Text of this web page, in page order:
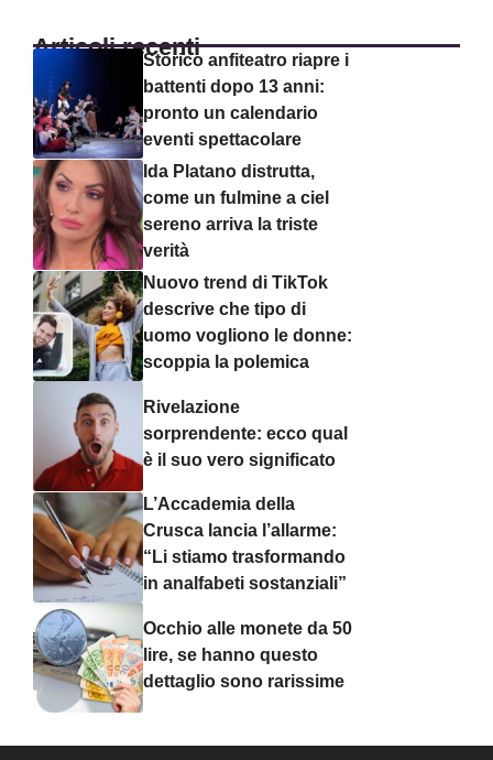
Articoli recentiStorico anfiteatro riapre i
battenti dopo 13 anni:
pronto un calendario
eventi spettacolare
Ida Platano distrutta,
come un fulmine a ciel
sereno arriva la triste
verità
Nuovo trend di TikTok
descrive che tipo di
uomo vogliono le donne:
scoppia la polemica
Rivelazione
sorprendente: ecco qual
è il suo vero significato
L’Accademia della
Crusca lancia l’allarme:
“Li stiamo trasformando
in analfabeti sostanziali”
Occhio alle monete da 50
lire, se hanno questo
dettaglio sono rarissime